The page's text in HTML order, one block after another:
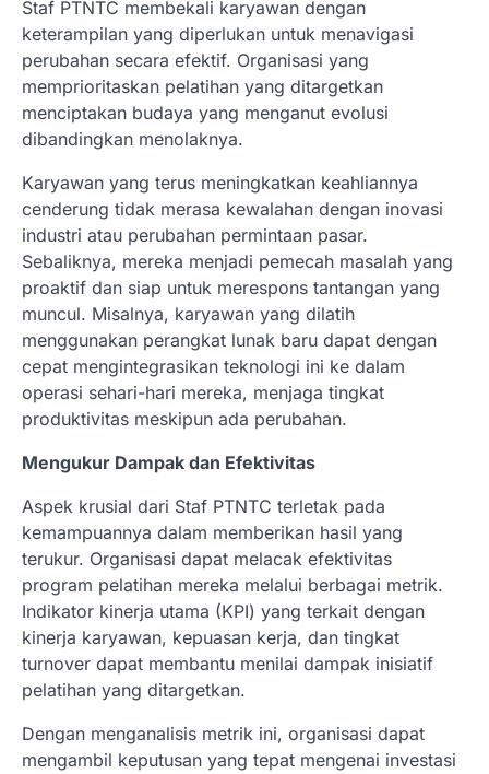
Staf PTNTC membekali karyawan dengan
keterampilan yang diperlukan untuk menavigasi
perubahan secara efektif. Organisasi yang
memprioritaskan pelatihan yang ditargetkan
menciptakan budaya yang menganut evolusi
dibandingkan menolaknya.
Karyawan yang terus meningkatkan keahliannya
cenderung tidak merasa kewalahan dengan inovasi
industri atau perubahan permintaan pasar.
Sebaliknya, mereka menjadi pemecah masalah yang
proaktif dan siap untuk merespons tantangan yang
muncul. Misalnya, karyawan yang dilatih
menggunakan perangkat lunak baru dapat dengan
cepat mengintegrasikan teknologi ini ke dalam
operasi sehari-hari mereka, menjaga tingkat
produktivitas meskipun ada perubahan.
Mengukur Dampak dan Efektivitas
Aspek krusial dari Staf PTNTC terletak pada
kemampuannya dalam memberikan hasil yang
terukur. Organisasi dapat melacak efektivitas
program pelatihan mereka melalui berbagai metrik.
Indikator kinerja utama (KPI) yang terkait dengan
kinerja karyawan, kepuasan kerja, dan tingkat
turnover dapat membantu menilai dampak inisiatif
pelatihan yang ditargetkan.
Dengan menganalisis metrik ini, organisasi dapat
mengambil keputusan yang tepat mengenai investasi